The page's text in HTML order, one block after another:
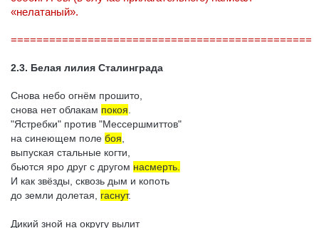
«нелатаный».
===============================================
2.3. Белая лилия Сталинграда
Снова небо огнём прошито,
снова нет облакам покоя
"Ястребки" против "Мессершмиттов"
на синеющем поле боя
выпуская стальные когти,
бьются яро друг с другом насмерть.
И как звёзды, сквозь дым и копоть
до земли долетая, гаснут.
Дикий зной на округу вылит